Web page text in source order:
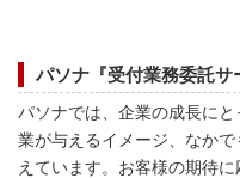
パソナ『受付業務委託サ
パソナでは、企業の成長に
業が与えるイメージ、なか
えています。お客様の期待